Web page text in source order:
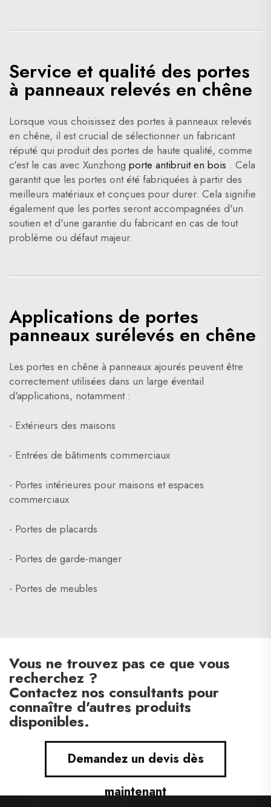
Service et qualité des portes
à panneaux relevés en chêne
Lorsque vous choisissez des portes à panneaux relevés
en chêne, il est crucial de sélectionner un fabricant
réputé qui produit des portes de haute qualité, comme
c'est le cas avec Xunzhong porte antibruit en bois . Cela
garantit que les portes ont été fabriquées à partir des
meilleurs matériaux et conçues pour durer. Cela signifie
également que les portes seront accompagnées d'un
soutien et d'une garantie du fabricant en cas de tout
problème ou défaut majeur.
Applications de portes
panneaux surélevés en chêne
Les portes en chêne à panneaux ajourés peuvent être
correctement utilisées dans un large éventail
d'applications, notamment :
- Extérieurs des maisons
- Entrées de bâtiments commerciaux
- Portes intérieures pour maisons et espaces
commerciaux
- Portes de placards
- Portes de garde-manger
- Portes de meubles
Vous ne trouvez pas ce que vous
recherchez ?
Contactez nos consultants pour
connaître d'autres produits
disponibles.
Demandez un devis dès
maintenant